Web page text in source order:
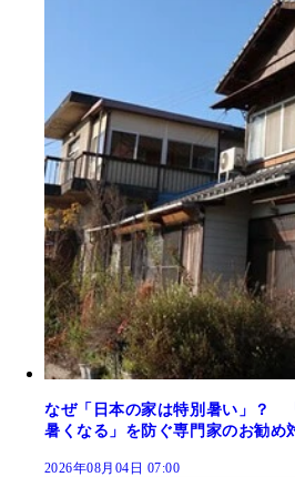
なぜ「日本の家は特別暑い」？
暑くなる」を防ぐ専門家のお勧め
2026年08月04日 07:00